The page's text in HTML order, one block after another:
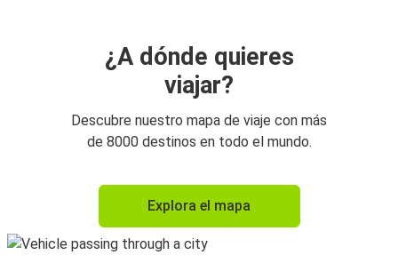
¿A dónde quieres
viajar?
Descubre nuestro mapa de viaje con más
de 8000 destinos en todo el mundo.
Explora el mapa